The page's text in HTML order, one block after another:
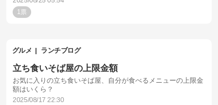
1
グルメ ランチブログ
立ち食いそば屋の上限金額
お気に入りの立ち食いそば屋、自分が食べるメニューの上限金
額はいくら？
2025/08/17 22:30